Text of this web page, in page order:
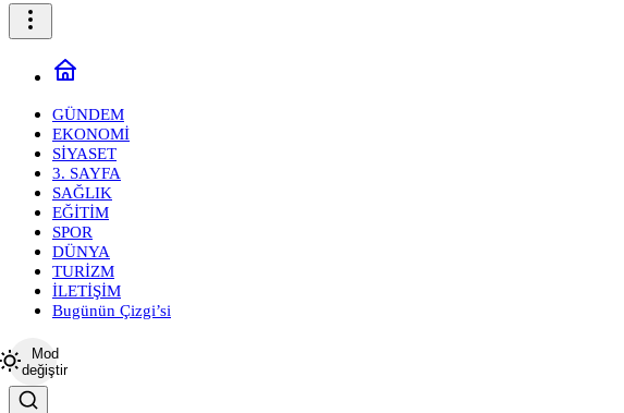
GÜNDEM
EKONOMİ
SİYASET
3. SAYFA
SAĞLIK
EĞİTİM
SPOR
DÜNYA
TURİZM
İLETİŞİM
Bugünün Çizgi’si
Mod
değiştir